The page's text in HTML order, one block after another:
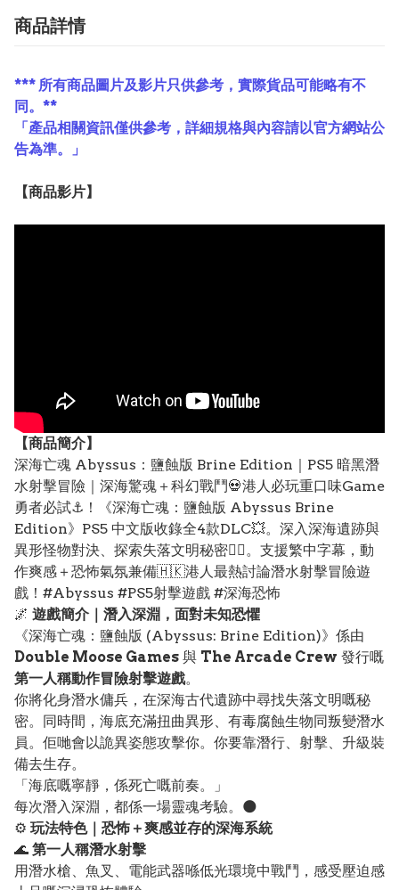
商品詳情
*** 所有商品圖片及影片只供參考，實際貨品可能略有不
同。**
「產品相關資訊僅供參考，詳細規格與內容請以官方網站公
告為準。」
【商品影片】
【商品簡介】
深海亡魂 Abyssus：鹽蝕版 Brine Edition｜PS5 暗黑潛
水射擊冒險｜深海驚魂＋科幻戰鬥💀港人必玩重口味Game
勇者必試⚓️！《深海亡魂：鹽蝕版 Abyssus Brine
Edition》PS5 中文版收錄全4款DLC💥。深入深海遺跡與
異形怪物對決、探索失落文明秘密🧟‍♂️。支援繁中字幕，動
作爽感＋恐怖氣氛兼備🇭🇰港人最熱討論潛水射擊冒險遊
戲！#Abyssus #PS5射擊遊戲 #深海恐怖
🌌 遊戲簡介｜潛入深淵，面對未知恐懼
《深海亡魂：鹽蝕版 (Abyssus: Brine Edition)》係由
Double Moose Games 與 The Arcade Crew 發行嘅
第一人稱動作冒險射擊遊戲。
你將化身潛水傭兵，在深海古代遺跡中尋找失落文明嘅秘
密。同時間，海底充滿扭曲異形、有毒腐蝕生物同叛變潛水
員。佢哋會以詭異姿態攻擊你。你要靠潛行、射擊、升級裝
備去生存。
「海底嘅寧靜，係死亡嘅前奏。」
每次潛入深淵，都係一場靈魂考驗。🌑
⚙️ 玩法特色｜恐怖＋爽感並存的深海系統
🌊 第一人稱潛水射擊
用潛水槍、魚叉、電能武器喺低光環境中戰鬥，感受壓迫感